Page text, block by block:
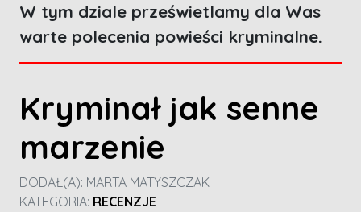
W tym dziale prześwietlamy dla Was
warte polecenia powieści kryminalne.
Kryminał jak senne
marzenie
DODAŁ(A): MARTA MATYSZCZAK
KATEGORIA: RECENZJE